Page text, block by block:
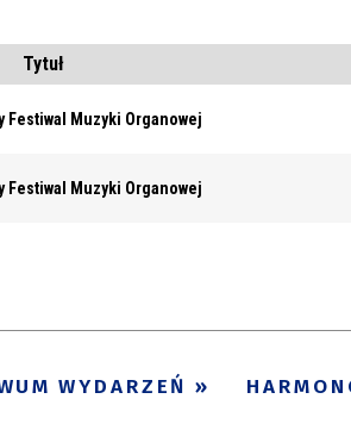
Tytuł
Festiwal Muzyki Organowej
Festiwal Muzyki Organowej
WYDARZEŃ